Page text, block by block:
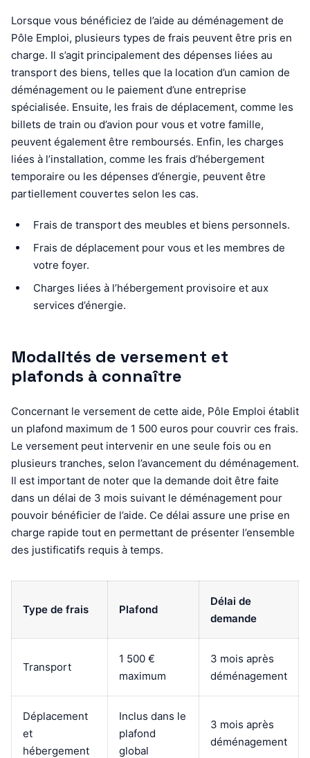
Lorsque vous bénéficiez de l’aide au déménagement de
Pôle Emploi, plusieurs types de frais peuvent être pris en
charge. Il s’agit principalement des dépenses liées au
transport des biens, telles que la location d’un camion de
déménagement ou le paiement d’une entreprise
spécialisée. Ensuite, les frais de déplacement, comme les
billets de train ou d’avion pour vous et votre famille,
peuvent également être remboursés. Enfin, les charges
liées à l’installation, comme les frais d’hébergement
temporaire ou les dépenses d’énergie, peuvent être
partiellement couvertes selon les cas.
Frais de transport des meubles et biens personnels.
Frais de déplacement pour vous et les membres de
votre foyer.
Charges liées à l’hébergement provisoire et aux
services d’énergie.
Modalités de versement et
plafonds à connaître
Concernant le versement de cette aide, Pôle Emploi établit
un plafond maximum de 1 500 euros pour couvrir ces frais.
Le versement peut intervenir en une seule fois ou en
plusieurs tranches, selon l’avancement du déménagement.
Il est important de noter que la demande doit être faite
dans un délai de 3 mois suivant le déménagement pour
pouvoir bénéficier de l’aide. Ce délai assure une prise en
charge rapide tout en permettant de présenter l’ensemble
des justificatifs requis à temps.
Type de frais Plafond
Délai de
demande
Transport
1 500 €
maximum
3 mois après
déménagement
Déplacement
et
hébergement
Inclus dans le
plafond
global
3 mois après
déménagement